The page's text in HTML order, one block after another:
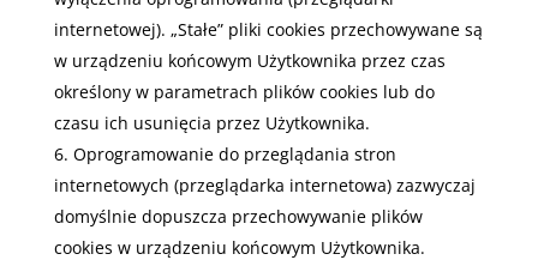
internetowej). „Stałe” pliki cookies przechowywane są
w urządzeniu końcowym Użytkownika przez czas
określony w parametrach plików cookies lub do
czasu ich usunięcia przez Użytkownika.
Oprogramowanie do przeglądania stron
internetowych (przeglądarka internetowa) zazwyczaj
domyślnie dopuszcza przechowywanie plików
cookies w urządzeniu końcowym Użytkownika.